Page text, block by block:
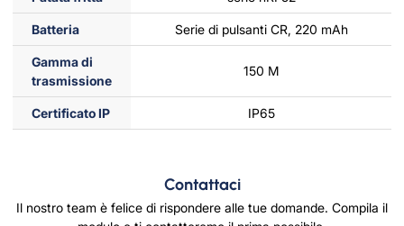
Batteria Serie di pulsanti CR, 220 mAh
Gamma di
trasmissione
150 M
Certificato IP IP65
Contattaci
Il nostro team è felice di rispondere alle tue domande. Compila il